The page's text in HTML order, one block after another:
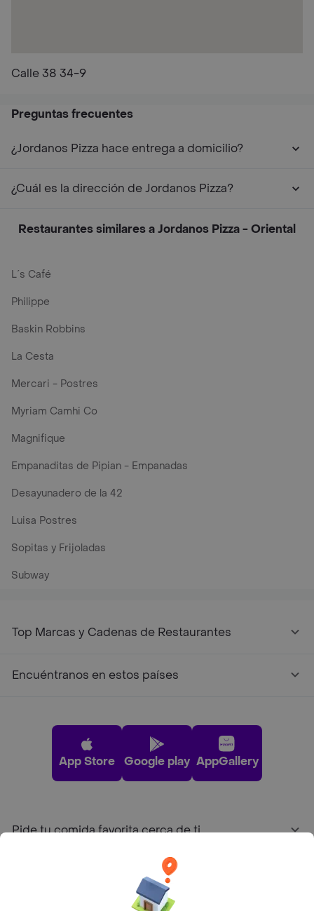
Calle 38 34-9
Preguntas frecuentes
¿Jordanos Pizza hace entrega a domicilio?
¿Cuál es la dirección de Jordanos Pizza?
Restaurantes similares a Jordanos Pizza - Oriental
L´s Café
Philippe
Baskin Robbins
La Cesta
Mercari - Postres
Myriam Camhi Co
Magnifique
Empanaditas de Pipian - Empanadas
Desayunadero de la 42
Luisa Postres
Sopitas y Frijoladas
Subway
Top Marcas y Cadenas de Restaurantes
Encuéntranos en estos países
App Store Google play AppGallery
Pide tu comida favorita cerca de ti